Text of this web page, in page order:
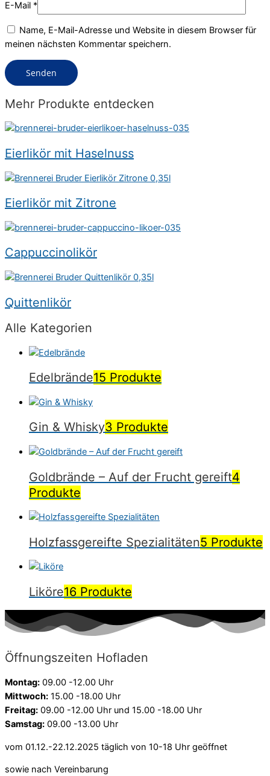
E-Mail *
Name, E-Mail-Adresse und Website in diesem Browser für
meinen nächsten Kommentar speichern.
Mehr Produkte entdecken
Eierlikör mit Haselnuss
Eierlikör mit Zitrone
Cappuccinolikör
Quittenlikör
Alle Kategorien
Edelbrände15 Produkte
Gin & Whisky3 Produkte
Goldbrände – Auf der Frucht gereift4
Produkte
Holzfassgereifte Spezialitäten5 Produkte
Liköre16 Produkte
Öffnungszeiten Hofladen
Montag: 09.00 -12.00 Uhr
Mittwoch: 15.00 -18.00 Uhr
Freitag: 09.00 -12.00 Uhr und 15.00 -18.00 Uhr
Samstag: 09.00 -13.00 Uhr
vom 01.12.-22.12.2025 täglich von 10-18 Uhr geöffnet
sowie nach Vereinbarung